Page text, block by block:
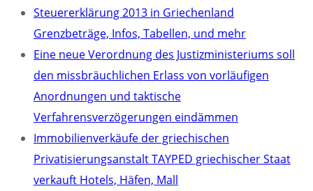
Steuererklärung 2013 in Griechenland
Grenzbeträge, Infos, Tabellen, und mehr
Eine neue Verordnung des Justizministeriums soll
den missbräuchlichen Erlass von vorläufigen
Anordnungen und taktische
Verfahrensverzögerungen eindämmen
Immobilienverkäufe der griechischen
Privatisierungsanstalt TAYPED griechischer Staat
verkauft Hotels, Häfen, Mall